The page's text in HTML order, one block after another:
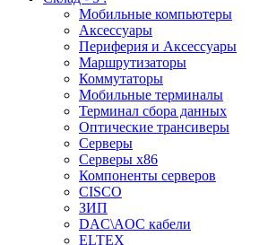
Мобильные компьютеры
Аксессуары
Периферия и Аксессуары
Маршрутизаторы
Коммутаторы
Мобильные терминалы
Терминал сбора данных
Оптические трансиверы
Серверы
Серверы x86
Компоненты серверов
CISCO
ЗИП
DAC\AOC кабели
ELTEX